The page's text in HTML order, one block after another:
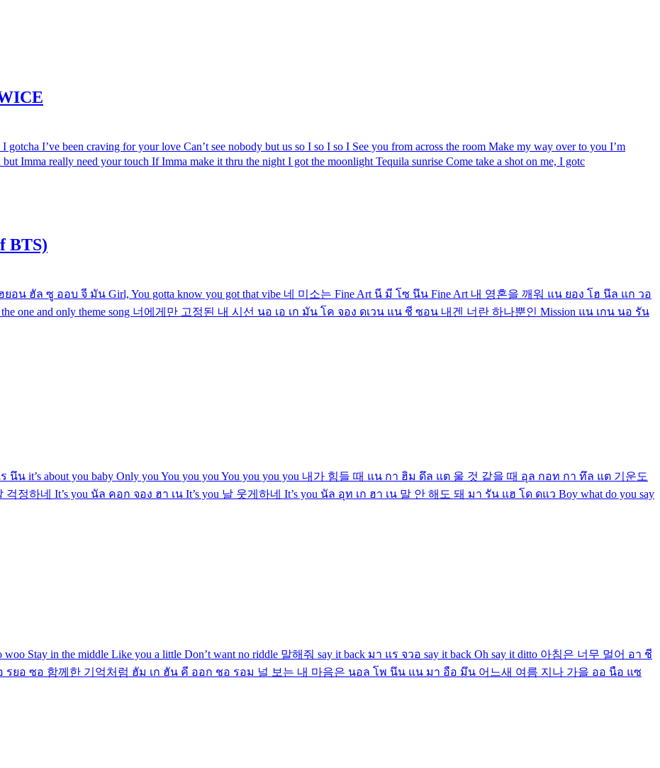
I’ve been craving for your love Can’t see nobody but us so I so I so I See you from across the room Make my way over to you I’m
Imma really need your touch If Imma make it thru the night I got the moonlight Tequila sunrise Come take a shot on me, I gotc
BTS)
อน ฮัล ซู ออบ จี มัน Girl, You gotta know you got that vibe 네 미소는 Fine Art นี มี โซ นึน Fine Art 내 영혼을 깨워 แน ยอง โฮ นึล แก วอ
be the one and only theme song 너에게만 고정된 내 시선 นอ เอ เก มัน โค จอง ดเวน แน ชี ซอน 내겐 너란 하나뿐인 Mission แน เกน นอ รัน
ร นึน it’s about you baby Only you You you you You you you you 내가 힘들 때 แน กา ฮิม ดึล แต 울 것 같을 때 อุล กอท กา ทึล แต 기운도
정하네 It’s you นัล คอก จอง ฮา เน It’s you 날 웃게하네 It’s you นัล อุท เก ฮา เน 말 안 해도 돼 มา รัน แฮ โด ดแว Boy what do you say
Stay in the middle Like you a little Don’t want no riddle 말해줘 say it back มา แร จวอ say it back Oh say it ditto 아침은 너무 멀어 อา ชี
รยอ ซอ 함께한 기억처럼 ฮัม เก ฮัน คี ออก ชอ รอม 널 보는 내 마음은 นอล โพ นึน แน มา อือ มึน 어느새 여름 지나 가을 ออ นือ แซ